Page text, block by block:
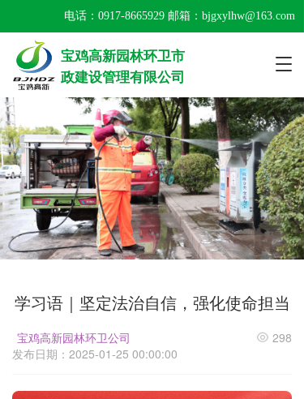
电话： 0917-8665929 邮箱：bjgxylhw@163.com
宝鸡高新园林环卫市
政建设管理有限公司
T
g
g
l
e
n
a
v
i
g
a
t
n
学习语｜坚定法治自信，强化使命担当
宝鸡高新园林环卫公司
发布日期：2025-01-25 00:00:00
298